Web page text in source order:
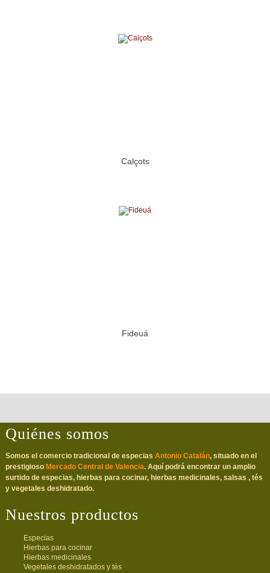
Calçots
Fideuá
Quiénes somos
Somos el comercio tradicional de especias Antonio Catalán, situado en el
prestigioso Mercado Central de Valencia. Aquí podrá encontrar un amplio
surtido de especias, hierbas para cocinar, hierbas medicinales, salsas , tés
y vegetales deshidratado.
Nuestros productos
Especias
Hierbas para cocinar
Hierbas medicinales
Vegetales deshidratados y tés